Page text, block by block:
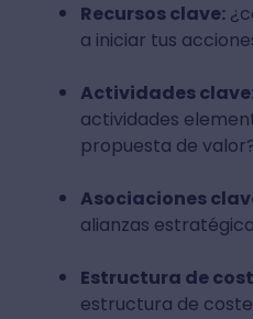
Recursos clave:
a iniciar tus
Actividades
actividades
propuesta de
Asociaciones
alianzas
Estructura de
estructura de